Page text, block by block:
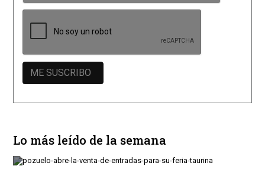
Lo más leído de la semana